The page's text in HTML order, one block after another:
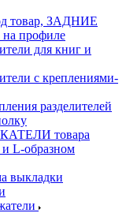
товар, ЗАДНИЕ
профиле
для книг и
с креплениями-
разделителей
товара
и L-образном
выкладки